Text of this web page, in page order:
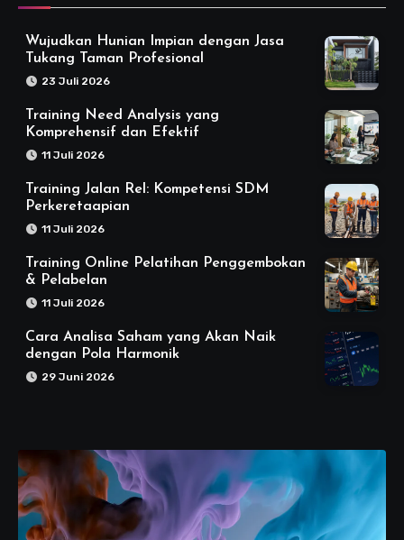
Wujudkan Hunian Impian dengan Jasa
Tukang Taman Profesional
23 Juli 2026
Training Need Analysis yang
Komprehensif dan Efektif
11 Juli 2026
Training Jalan Rel: Kompetensi SDM
Perkeretaapian
11 Juli 2026
Training Online Pelatihan Penggembokan
& Pelabelan
11 Juli 2026
Cara Analisa Saham yang Akan Naik
dengan Pola Harmonik
29 Juni 2026